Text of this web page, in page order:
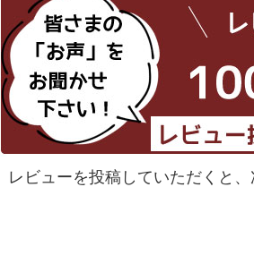
レビューを投稿していただくと